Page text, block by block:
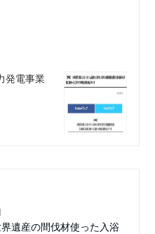
発電事業
遺産の間伐材使った入浴